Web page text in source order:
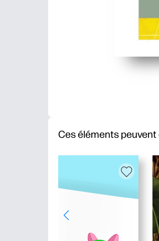
Ces éléments